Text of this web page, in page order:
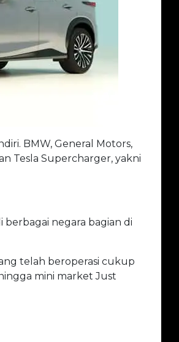
BMW, General Motors,
Tesla Supercharger, yakni
negara bagian di
telah beroperasi cukup
mini market Just